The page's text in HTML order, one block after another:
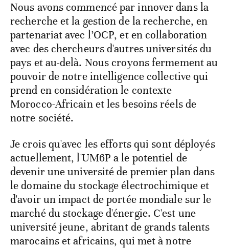
Nous avons commencé par innover dans la
recherche et la gestion de la recherche, en
partenariat avec l’OCP, et en collaboration
avec des chercheurs d'autres universités du
pays et au-delà. Nous croyons fermement au
pouvoir de notre intelligence collective qui
prend en considération le contexte
Morocco-Africain et les besoins réels de
notre société.
Je crois qu'avec les efforts qui sont déployés
actuellement, l'UM6P a le potentiel de
devenir une université de premier plan dans
le domaine du stockage électrochimique et
d'avoir un impact de portée mondiale sur le
marché du stockage d'énergie. C'est une
université jeune, abritant de grands talents
marocains et africains, qui met à notre